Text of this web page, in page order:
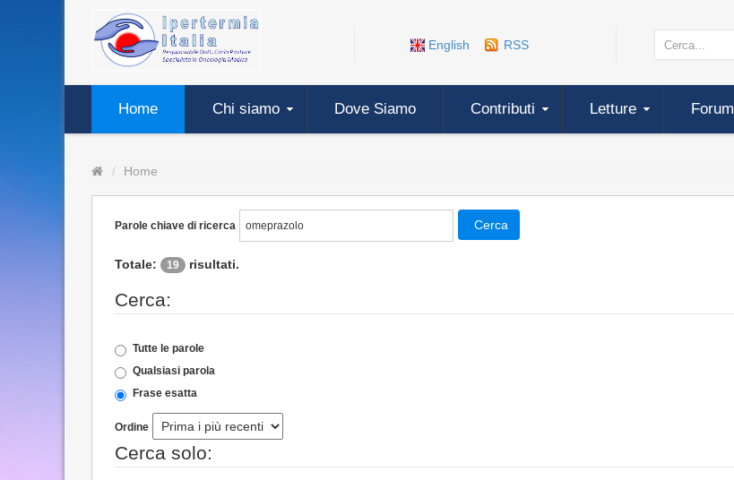
English RSS
Home Chi siamo Dove Siamo Contributi Letture Forum
Home
Parole chiave di ricerca Cerca
Totale: 19 risultati.
Cerca:
Tutte le parole
Qualsiasi parola
Frase esatta
Ordine
Cerca solo: